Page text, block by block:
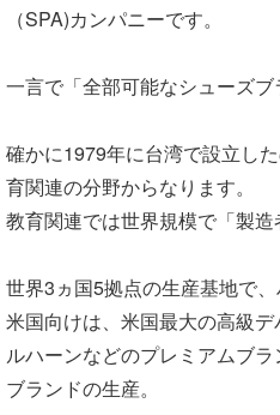
（SPA)カンパニーです。
一言で「全部可能なシューズブ
確かに1979年に台湾で設立し
育関連の分野からなります。
教育関連では世界規模で「製造
世界3ヵ国5拠点の生産基地で
米国向けは、米国最大の高級
ルハーンなどのプレミアムブ
ブランドの生産。